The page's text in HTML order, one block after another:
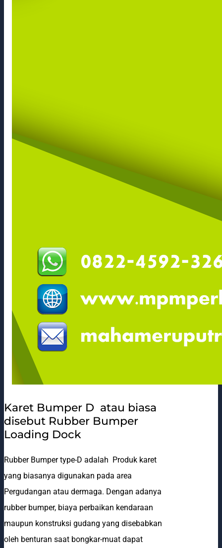
Karet Bumper D atau biasa
disebut Rubber Bumper
Loading Dock
Rubber Bumper type-D adalah Produk karet
yang biasanya digunakan pada area
Pergudangan atau dermaga. Dengan adanya
rubber bumper, biaya perbaikan kendaraan
maupun konstruksi gudang yang disebabkan
oleh benturan saat bongkar-muat dapat